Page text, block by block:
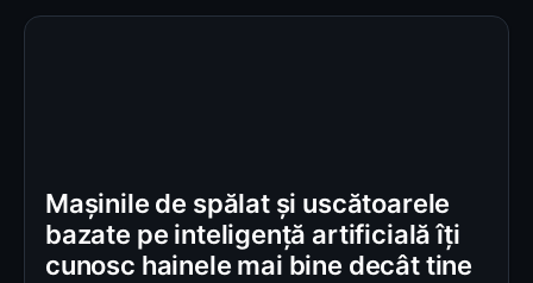
Mașinile de spălat și uscătoarele
bazate pe inteligență artificială îți
cunosc hainele mai bine decât tine